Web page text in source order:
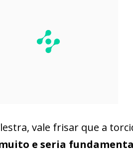
vale frisar que a
e seria